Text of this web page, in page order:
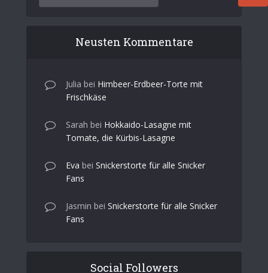
Neusten Kommentare
Julia bei Himbeer-Erdbeer-Torte mit
Frischkäse
Sarah bei Hokkaido-Lasagne mit
Tomate, die Kürbis-Lasagne
Eva bei Snickerstorte für alle Snicker
Fans
Jasmin bei Snickerstorte für alle Snicker
Fans
Social Followers